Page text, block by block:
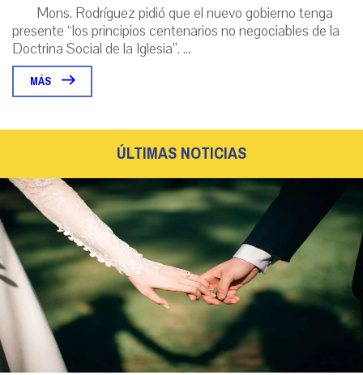
Mons. Rodríguez pidió que el nuevo gobierno tenga
presente “los principios centenarios no negociables de la
Doctrina Social de la Iglesia”. ...
MÁS
ÚLTIMAS NOTICIAS